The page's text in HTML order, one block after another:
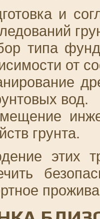
и
типа
от
вод.
грунта.
этих